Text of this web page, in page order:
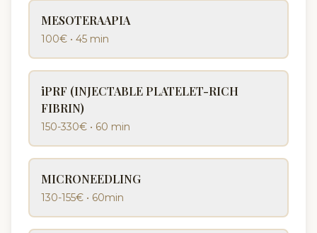
MESOTERAAPIA
100€ • 45 min
iPRF (INJECTABLE PLATELET-RICH
FIBRIN)
150-330€ • 60 min
MICRONEEDLING
130-155€ • 60min